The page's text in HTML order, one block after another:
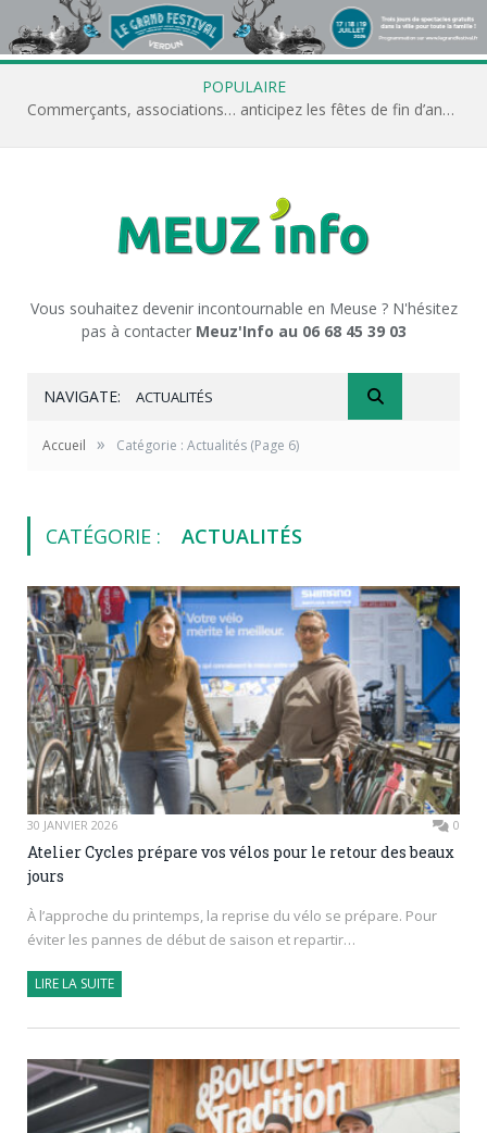
POPULAIRE
Commerçants, associations… anticipez les fêtes de fin d’année avec Meuz’Info
Vous souhaitez devenir incontournable en Meuse ? N'hésitez
pas à contacter Meuz'Info au 06 68 45 39 03
NAVIGATE: ACTUALITÉS
Accueil » Catégorie : Actualités (Page 6)
CATÉGORIE : ACTUALITÉS
30 JANVIER 2026 0
Atelier Cycles prépare vos vélos pour le retour des beaux
jours
À l’approche du printemps, la reprise du vélo se prépare. Pour
éviter les pannes de début de saison et repartir…
LIRE LA SUITE